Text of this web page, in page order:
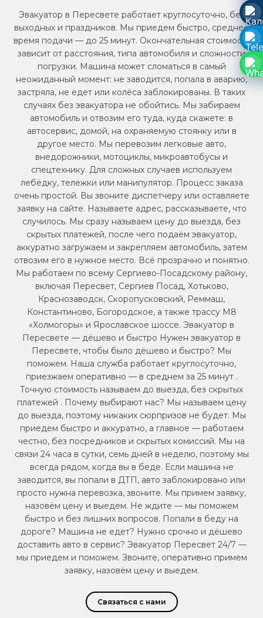
Эвакуатор в Пересвете работает круглосуточно, без
выходных и праздников. Мы приедем быстро, среднее
время подачи — до 25 минут. Окончательная стоимость
зависит от расстояния, типа автомобиля и сложности
погрузки. Машина может сломаться в самый
неожиданный момент: не заводится, попала в аварию,
застряла, не едет или колёса заблокированы. В таких
случаях без эвакуатора не обойтись. Мы забираем
автомобиль и отвозим его туда, куда скажете: в
автосервис, домой, на охраняемую стоянку или в
другое место. Мы перевозим легковые авто,
внедорожники, мотоциклы, микроавтобусы и
спецтехнику. Для сложных случаев используем
лебёдку, тележки или манипулятор. Процесс заказа
очень простой. Вы звоните диспетчеру или оставляете
заявку на сайте. Называете адрес, рассказываете, что
случилось. Мы сразу называем цену до выезда, без
скрытых платежей, после чего подаём эвакуатор,
аккуратно загружаем и закрепляем автомобиль, затем
отвозим его в нужное место. Всё прозрачно и понятно.
Мы работаем по всему Сергиево-Посадскому району,
включая Пересвет, Сергиев Посад, Хотьково,
Краснозаводск, Скоропусковский, Реммаш,
Константиново, Богородское, а также трассу М8
«Холмогоры» и Ярославское шоссе. Эвакуатор в
Пересвете — дёшево и быстро Нужен эвакуатор в
Пересвете, чтобы было дёшево и быстро? Мы
поможем. Наша служба работает круглосуточно,
приезжаем оперативно — в среднем за 25 минут .
Точную стоимость называем до выезда, без скрытых
платежей . Почему выбирают нас? Мы называем цену
до выезда, поэтому никаких сюрпризов не будет. Мы
приедем быстро и аккуратно, а главное — работаем
честно, без посредников и скрытых комиссий. Мы на
связи 24 часа в сутки, семь дней в неделю, поэтому мы
всегда рядом, когда вы в беде. Если машина не
заводится, вы попали в ДТП, авто заблокировано или
просто нужна перевозка, звоните. Мы примем заявку,
назовём цену и выедем. Не ждите — мы поможем
быстро и без лишних вопросов. Попали в беду на
дороге? Машина не едет? Нужно срочно и дёшево
доставить авто в сервис? Эвакуатор Пересвет 24/7 —
мы приедем и поможем. Звоните, оперативно примем
заявку, назовём цену и выедем.
Связаться с нами